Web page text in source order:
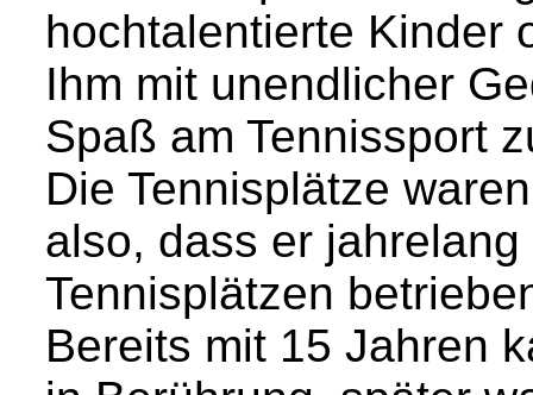
hochtalentierte Kinder
Ihm mit unendlicher
Spaß am Tennissport
Die Tennisplätze
also, dass er
Tennisplätzen
Bereits mit 15 Jahren